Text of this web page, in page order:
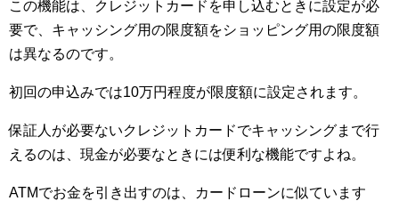
この機能は、クレジットカードを申し込むときに設定が必
要で、キャッシング用の限度額をショッピング用の限度額
は異なるのです。
初回の申込みでは10万円程度が限度額に設定されます。
保証人が必要ないクレジットカードでキャッシングまで行
えるのは、現金が必要なときには便利な機能ですよね。
ATMでお金を引き出すのは、カードローンに似ています